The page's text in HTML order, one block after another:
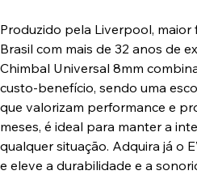
Produzido pela Liverpool,
Brasil com mais de 32 anos de
Chimbal Universal 8mm
custo-benefício, sendo uma
que valorizam performance e
meses, é ideal para manter a
qualquer situação. Adquira já o
e eleve a durabilidade e a